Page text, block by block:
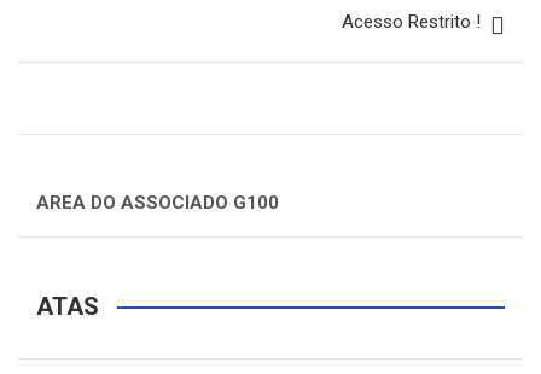
Acesso Restrito !
AREA DO ASSOCIADO G100
ATAS